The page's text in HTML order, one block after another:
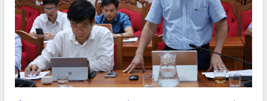
Tăng cường giám sát, đôn đốc thực
hiện nhiệm vụ quản lý tài sản công
hàng tuần
Tháo gỡ những vướng mắc, đẩy mạnh
công tác cải cách thủ tục hành chính
tại Trung tâm Phục vụ hành chính
công tỉnh